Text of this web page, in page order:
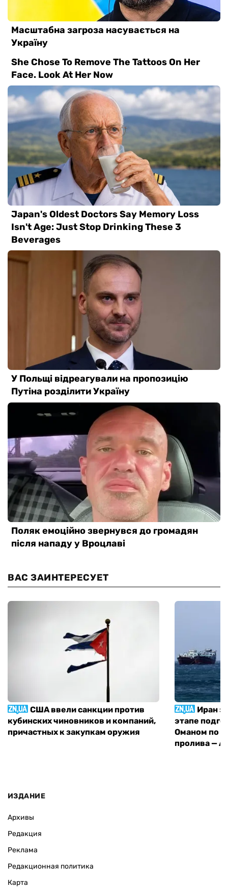
ВАС ЗАИНТЕРЕСУЕТ
США ввели санкции против
кубинских чиновников и компаний,
причастных к закупкам оружия
Иран
этапе
Оманом по
пролива —
ИЗДАНИЕ
Архивы
Редакция
Реклама
Редакционная политика
Карта